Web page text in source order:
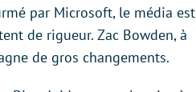
par Microsoft, le média est
de rigueur. Zac Bowden, à
de gros changements.